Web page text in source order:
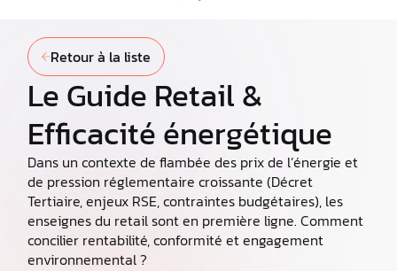
Retour à la liste
Le Guide Retail &
Efficacité énergétique
Dans un contexte de flambée des prix de l’énergie et
de pression réglementaire croissante (Décret
Tertiaire, enjeux RSE, contraintes budgétaires), les
enseignes du retail sont en première ligne. Comment
concilier rentabilité, conformité et engagement
environnemental ?